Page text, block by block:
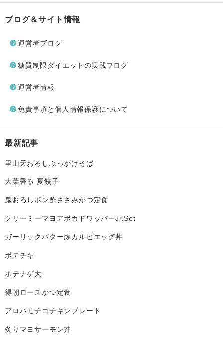
ブログ＆サイト情報
運営者ブログ
糖質制限ダイエットの実践ブログ
運営者情報
免責事項と個人情報保護について
最新記事
里山天おろしぶっかけそば
大葉香る 夏餃子
鬼おろしポン酢ささみかつ定食
クリーミーマヨアボカドワッパーJr.Set
ガーリックバター豚カルビエッグ丼
ポテチキ
ポテナゲ大
得朝ロースかつ定食
アロハモチコチキンプレート
炙りマヨサーモン丼